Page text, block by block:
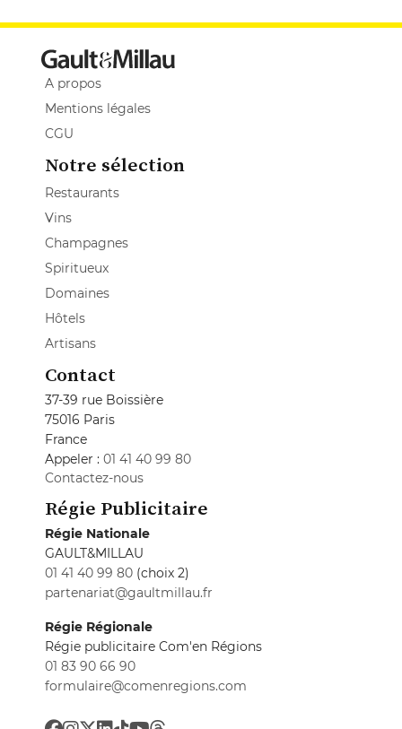
A propos
Mentions légales
CGU
Notre sélection
Restaurants
Vins
Champagnes
Spiritueux
Domaines
Hôtels
Artisans
Contact
37-39 rue Boissière
75016 Paris
France
Appeler : 01 41 40 99 80
Contactez-nous
Régie Publicitaire
Régie Nationale
GAULT&MILLAU
01 41 40 99 80 (choix 2)
partenariat@gaultmillau.fr
Régie Régionale
Régie publicitaire Com'en Régions
01 83 90 66 90
formulaire@comenregions.com